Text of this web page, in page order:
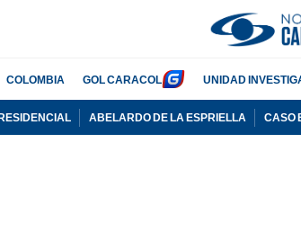
COLOMBIA GOL CARACOL UNIDAD
ABELARDO DE LA ESPRIELLA CASO